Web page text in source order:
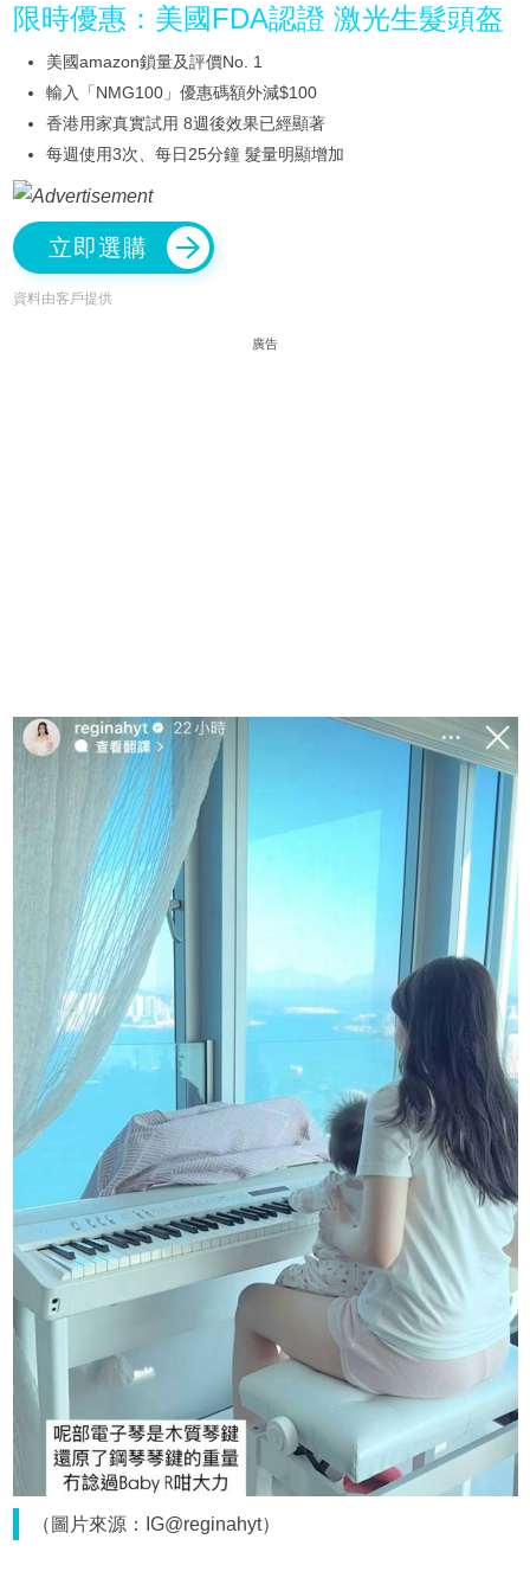
限時優惠：美國FDA認證 激光生髮頭盔
美國amazon鎖量及評價No. 1
輸入「NMG100」優惠碼額外減$100
香港用家真實試用 8週後效果已經顯著
每週使用3次、每日25分鐘 髮量明顯增加
立即選購
資料由客戶提供
廣告
（圖片來源：IG@reginahyt）